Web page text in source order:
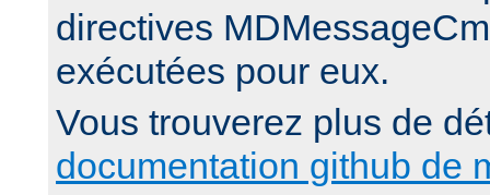
directives
exécutées pour eux.
Vous trouverez plus de
documentation github de